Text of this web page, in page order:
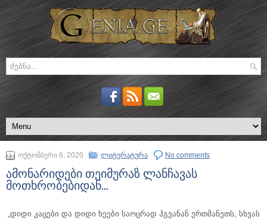
ოქტომბერი 6, 2020 ლიტერატურა No comments
ამონარიდები თეიმურაზ ლანჩავას
მოთხრობებიდან…
„დიდი კაცები და დიდი ხეები საოცრად ჰგვანან ერთმანეთს, სხვას